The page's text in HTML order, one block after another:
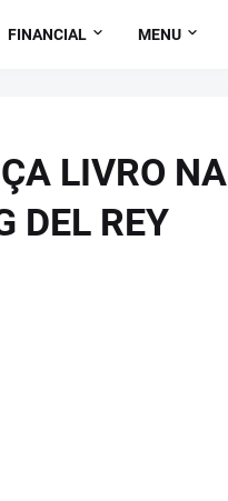
FINANCIAL MENU
LIVRO NA
DEL REY